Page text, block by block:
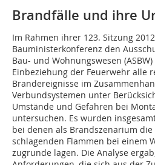
Brandfälle und ihre
Im Rahmen ihrer 123. Sitzung
Bauministerkonferenz den
Bau- und Wohnungswesen
Einbeziehung der Feuerwehr alle
Brandereignisse im
Verbundsystemen unter
Umstände und Gefahren bei
untersuchen. Es wurden
bei denen als Brandszenarium
schlagenden Flammen bei einem
zugrunde lagen. Die Analyse